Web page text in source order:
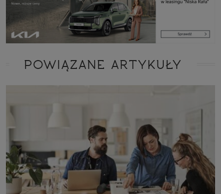
POWIĄZANE ARTYKUŁY